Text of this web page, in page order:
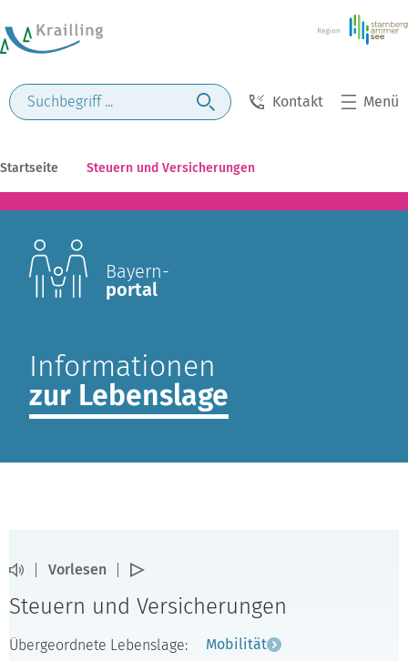
Kontakt Menü
Startseite Steuern und Versicherungen
Bayern-
portal
Informationen
zur Lebenslage
Vorlesen
Steuern und Versicherungen
Übergeordnete Lebenslage: Mobilität